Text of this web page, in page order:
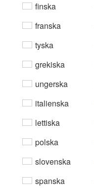
finska
franska
tyska
grekiska
ungerska
italienska
lettiska
polska
slovenska
spanska